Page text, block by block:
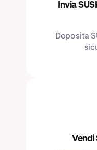
Invia
Deposita
Vendi